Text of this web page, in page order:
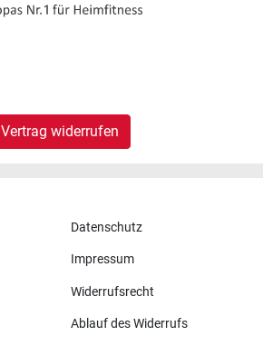
Vertrag widerrufen
Datenschutz
Impressum
Widerrufsrecht
Ablauf des Widerrufs